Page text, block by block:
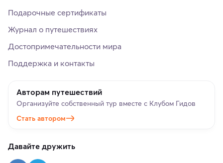
Подарочные сертификаты
Журнал о путешествиях
Достопримечательности мира
Поддержка и контакты
Авторам путешествий
Организуйте собственный тур вместе с Клубом Гидов
Стать автором
Давайте дружить